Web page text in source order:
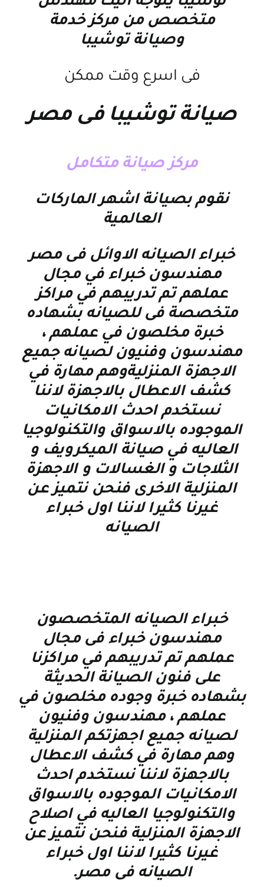
متخصص منمركز خدمة
وصيانة توشيبا
فى اسرع وقت ممكن
صيانة توشيبا فى مصر
مركز صيانة متكامل
نقوم بصيانة اشهر الماركات
العالمية
خبراء الصيانه الاوائل فى مصر
مهندسون خبراء في مجال
عملهم تم تدريبهم في مراكز
متخصصة فى للصيانه بشهاده
خبرة مخلصون في عملهم ،
مهندسون وفنيون لصيانه جميع
الاجهزة المنزليةوهم مهارة في
كشف الاعطال بالاجهزة لاننا
نستخدم احدث الامكانيات
الموجوده بالاسواق والتكنولوجيا
العاليه في صيانة الميكرويف و
الثلاجات و الغسالات و الاجهزة
المنزلية الاخرى فنحن نتميز عن
غيرنا كثيرا لاننا اول خبراء
الصيانه
خبراء الصيانه المتخصصون
مهندسون خبراء فى مجال
عملهم تم تدريبهم في مراكزنا
على فنون الصيانة الحديثة
بشهاده خبرة وجوده مخلصون في
عملهم ، مهندسون وفنيون
لصيانه جميع اجهزتكم المنزلية
وهم مهارة في كشف الاعطال
بالاجهزة لاننا نستخدم احدث
الامكانيات الموجوده بالاسواق
والتكنولوجيا العاليه في اصلاح
الاجهزة المنزلية فنحن نتميز عن
غيرنا كثيرا لاننا اول خبراء
الصيانه فى مصر.